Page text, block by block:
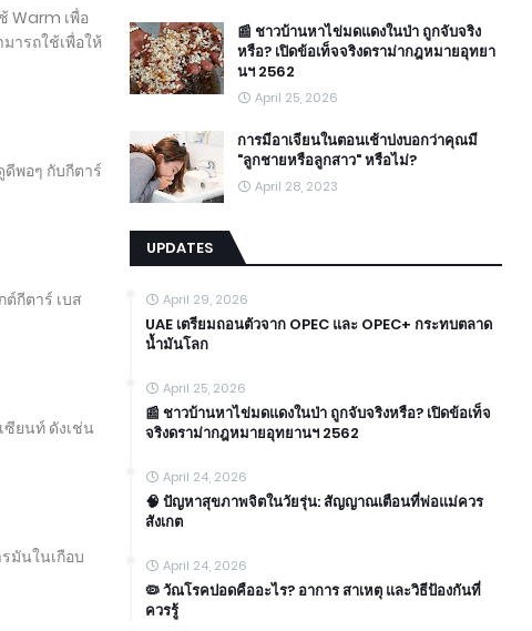
Warm เพื่อ
ารถใช้เพื่อให้
พอๆ กับกีตาร์
กีตาร์ เบส
ยนท์ ดังเช่น
มันในเกือบ
📰 ชาวบ้านหาไข่มดแดงในป่า ถูกจับจริง
หรือ? เปิดข้อเท็จจริงดราม่ากฎหมายอุทยา
นฯ 2562
April 25, 2026
การมีอาเจียนในตอนเช้าบ่งบอกว่าคุณมี
"ลูกชายหรือลูกสาว" หรือไม่?
April 28, 2023
UPDATES
April 29, 2026
UAE เตรียมถอนตัวจาก OPEC และ OPEC+ กระทบตลาด
น้ำมันโลก
April 25, 2026
📰 ชาวบ้านหาไข่มดแดงในป่า ถูกจับจริงหรือ? เปิดข้อเท็จ
จริงดราม่ากฎหมายอุทยานฯ 2562
April 24, 2026
🧠 ปัญหาสุขภาพจิตในวัยรุ่น: สัญญาณเตือนที่พ่อแม่ควร
สังเกต
April 24, 2026
🦠 วัณโรคปอดคืออะไร? อาการ สาเหตุ และวิธีป้องกันที่
ควรรู้